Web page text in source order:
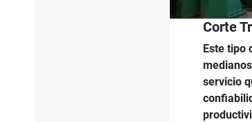
Corte
Este tipo
servicio